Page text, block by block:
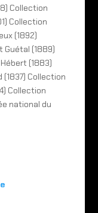
Collection
Collection
(1892)
Guétal (1889)
(1883)
Collection
Collection
national du